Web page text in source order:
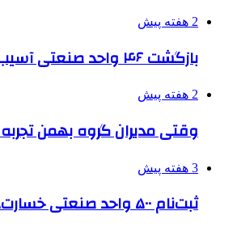
2 هفته پیش
بازگشت ۴۶ واحد صنعتی آسیب‌دیده دو جنگ اخیر البرز به چرخه تولید
2 هفته پیش
وقتی مدیران گروه بهمن
3 هفته پیش
ثبت‌نام ۵۰۰ واحد صنعتی خسارت‌دیده جنگ برای دریافت تسهیلات